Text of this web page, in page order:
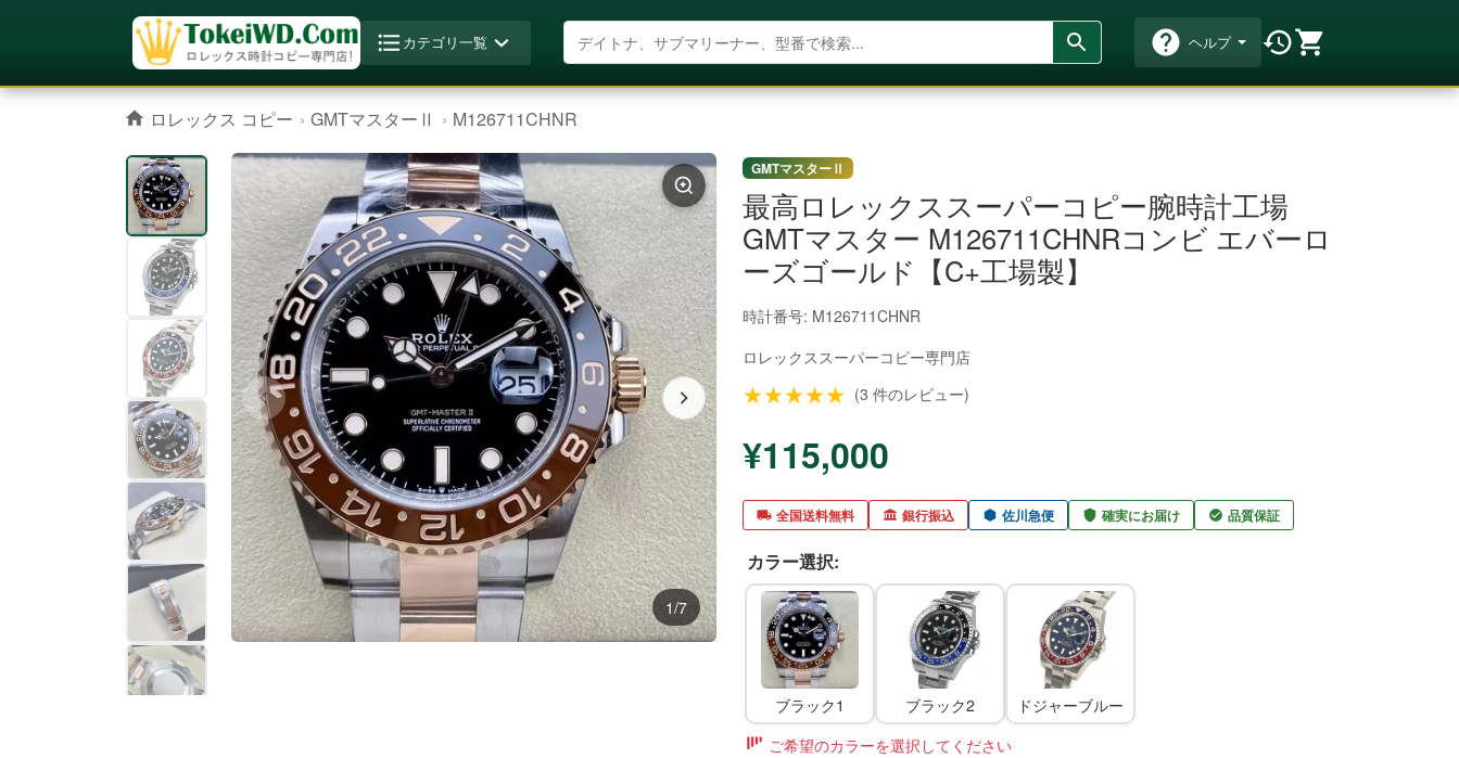
カテゴリ一覧 商品を検索 ヘルプ
ロレックス コピー GMTマスターⅡ M126711CHNR
1/7
GMTマスターⅡ
最高ロレックススーパーコピー腕時計工場
GMTマスター M126711CHNRコンビ エバーロ
ーズゴールド【C+工場製】
時計番号: M126711CHNR
ロレックススーパーコピー専門店
★★★★★ (3 件のレビュー)
¥115,000
全国送料無料 銀行振込 佐川急便 確実にお届け 品質保証
カラー選択:
ブラック1 ブラック2
ドジャーブルー
ご希望のカラーを選択してください